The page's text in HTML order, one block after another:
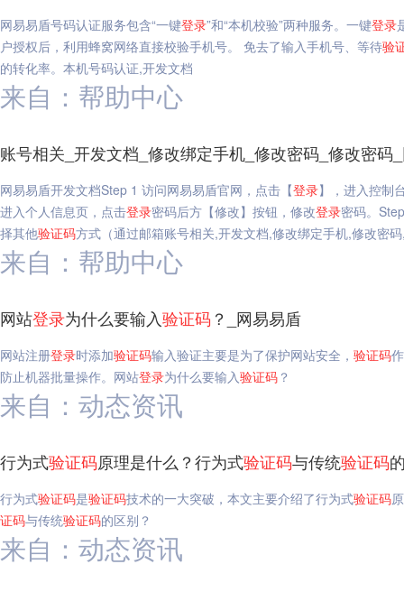
网易易盾号码认证服务包含“一键登录”和“本机校验”两种服务。一键登录
户授权后，利用蜂窝网络直接校验手机号。 免去了输入手机号、等待验
的转化率。本机号码认证,开发文档
来自：帮助中心
账号相关_开发文档_修改绑定手机_修改密码_修改密码
网易易盾开发文档Step 1 访问网易易盾官网，点击【登录】，进入控制
进入个人信息页，点击登录密码后方【修改】按钮，修改登录密码。
择其他验证码方式（通过邮箱账号相关,开发文档,修改绑定手机,修改密
来自：帮助中心
网站登录为什么要输入验证码 ？_网易易盾
网站注册登录时添加验证码输入验证主要是为了保护网站安全， 验证码
防止机器批量操作。网站登录为什么要输入验证码 ？
来自：动态资讯
行为式验证码原理是什么？行为式验证码与传统验证码
行为式验证码是验证码技术的一大突破，本文主要介绍了行为式验证码
证码与传统验证码的区别？
来自：动态资讯